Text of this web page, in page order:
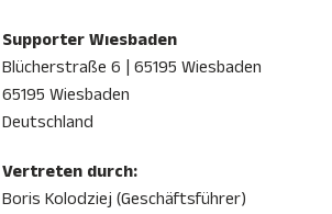
Supporter Wıesbaden
Blücherstraße 6 | 65195 Wiesbaden
65195 Wiesbaden
Deutschland
Vertreten durch:
Boris Kolodziej (Geschäftsführer)